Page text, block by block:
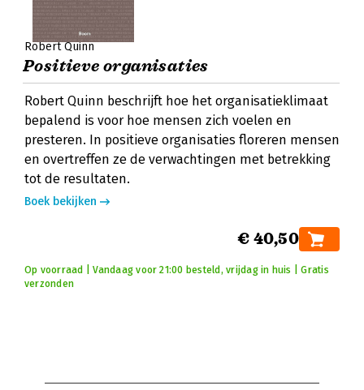
Robert Quinn
Positieve organisaties
Robert Quinn beschrijft hoe het organisatieklimaat
bepalend is voor hoe mensen zich voelen en
presteren. In positieve organisaties floreren mensen
en overtreffen ze de verwachtingen met betrekking
tot de resultaten.
Boek bekijken
€ 40,50
Op voorraad | Vandaag voor 21:00 besteld, vrijdag in huis | Gratis
verzonden